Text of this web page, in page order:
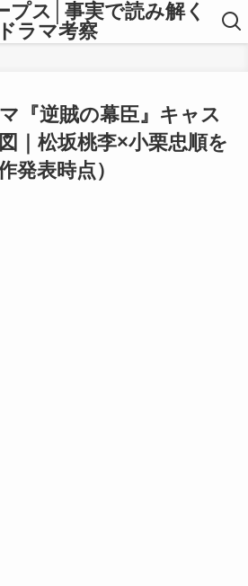
プス│事実で読み解く
ドラマ考察
『逆賊の幕臣』キャス
｜松坂桃李×小栗忠順を
発表時点）